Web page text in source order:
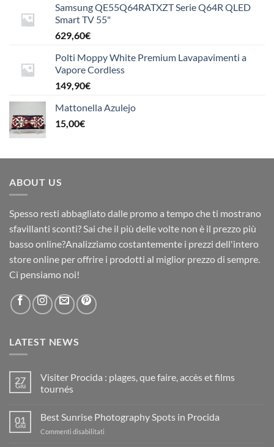
Samsung QE55Q64RATXZT Serie Q64R QLED
Smart TV 55"
629,60€
Polti Moppy White Premium Lavapavimenti a
Vapore Cordless
149,90€
Mattonella Azulejo
15,00€
ABOUT US
Spesso resti abbagliato dalle promo a tempo che ti mostrano
sfavillanti sconti? Sai che il più delle volte non è il prezzo più
basso online?Analizziamo costantemente i prezzi dell'intero
store online per offrire i prodotti al miglior prezzo di sempre.
Ci pensiamo noi!
LATEST NEWS
27
Giu
Visiter Procida : plages, que faire, accès et films
tournés
su
Procida
01
Giu
Best Sunrise Photography Spots in Procida
Commenti disabilitati